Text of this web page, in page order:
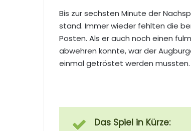
Bis zur sechsten Minute der
stand. Immer wieder fehlten die
Posten. Als er auch noch einen
abwehren konnte, war der
einmal getröstet werden mussten.
Das Spiel in Kürze: